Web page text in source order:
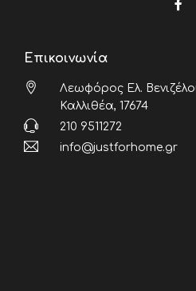
Επικοινωνία
Λεωφόρος Ελ.
Καλλιθέα, 17674
210 9511272
info@justforhome.gr